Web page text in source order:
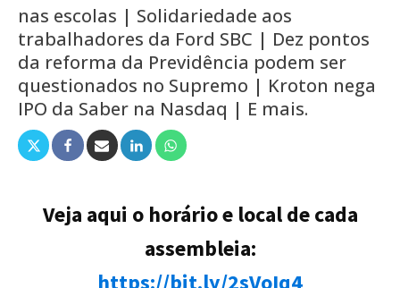
nas escolas | Solidariedade aos
trabalhadores da Ford SBC | Dez pontos
da reforma da Previdência podem ser
questionados no Supremo | Kroton nega
IPO da Saber na Nasdaq | E mais.
Veja aqui o horário e local de cada
assembleia:
https://bit.ly/2sVoIq4